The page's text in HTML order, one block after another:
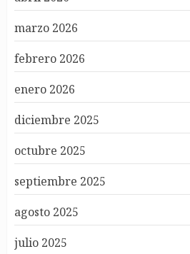
marzo 2026
febrero 2026
enero 2026
diciembre 2025
octubre 2025
septiembre 2025
agosto 2025
julio 2025